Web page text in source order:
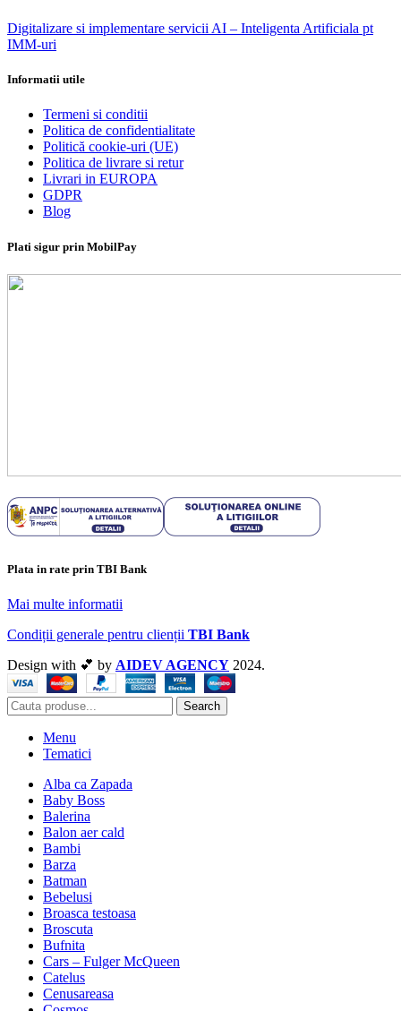
Digitalizare si implementare servicii AI – Inteligenta Artificiala pt
IMM-uri
Informatii utile
Termeni si conditii
Politica de confidentialitate
Politică cookie-uri (UE)
Politica de livrare si retur
Livrari in EUROPA
GDPR
Blog
Plati sigur prin MobilPay
Plata in rate prin TBI Bank
Mai multe informatii
Condiții generale pentru clienții TBI Bank
Design with 💕 by AIDEV AGENCY 2024.
Search
Menu
Tematici
Alba ca Zapada
Baby Boss
Balerina
Balon aer cald
Bambi
Barza
Batman
Bebelusi
Broasca testoasa
Broscuta
Bufnita
Cars – Fulger McQueen
Catelus
Cenusareasa